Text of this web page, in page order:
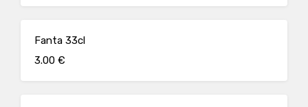
Fanta 33cl
3.00 €